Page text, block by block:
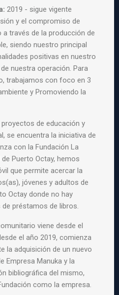
2019 - sigue vigente
y el compromiso de
través de la producción de
siendo nuestro principal
positivas en nuestro
nuestra operación. Para
trabajamos con foco en 3
y Promoviendo la
de educación y
se encuentra la iniciativa de
con la Fundación La
Puerto Octay, hemos
que permite acercar la
jóvenes y adultos de
Octay donde no hay
préstamos de libros.
viene desde el
el año 2019, comienza
la adquisición de un nuevo
Empresa Manuka y la
bibliográfica del mismo,
como la empresa.